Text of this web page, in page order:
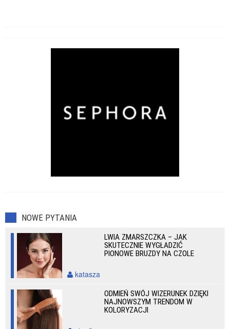
NOWE PYTANIA
LWIA ZMARSZCZKA – JAK
SKUTECZNIE WYGŁADZIĆ
PIONOWE BRUZDY NA CZOLE
katasza
ODMIEŃ SWÓJ WIZERUNEK DZIĘKI
NAJNOWSZYM TRENDOM W
KOLORYZACJI